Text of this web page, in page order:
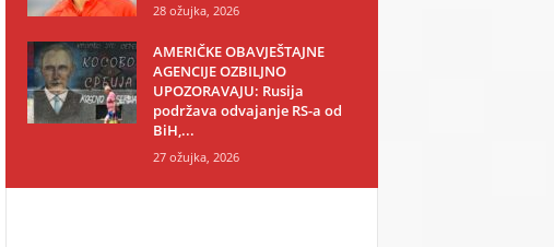
28 ožujka, 2026
AMERIČKE OBAVJEŠTAJNE
AGENCIJE OZBILJNO
UPOZORAVAJU: Rusija
podržava odvajanje RS-a od
BiH,...
27 ožujka, 2026